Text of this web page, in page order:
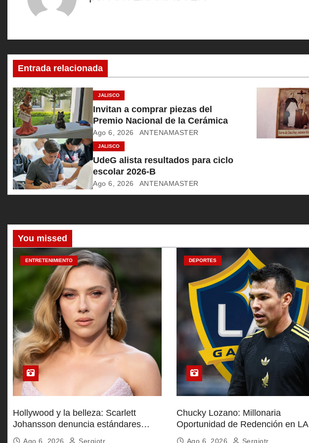
c
i
ó
n
d
e
e
n
t
r
a
d
a
s
Entrada relacionada
JALISCO
Invitan a comprar piezas del
Premio Nacional de la Cerámica
Ago 6, 2026 ANTENAMASTER
JALISCO
UdeG alista resultados para ciclo
escolar 2026-B
Ago 6, 2026 ANTENAMASTER
You missed
ENTRETENIMIENTO
Hollywood y la belleza: Scarlett
Johansson denuncia estándares
inalcanzables
Ago 6, 2026 Sergiotr
DEPORTES
Chucky Lozano: Millonaria
Oportunidad de Redención en LA
Galaxy
Ago 6, 2026 Sergiotr